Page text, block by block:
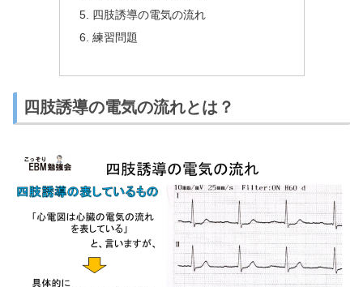
四肢誘導の電気の流れ
練習問題
四肢誘導の電気の流れとは？